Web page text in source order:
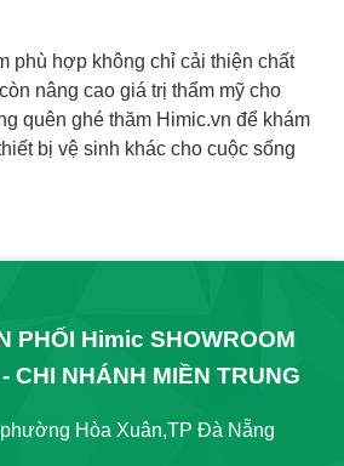
phù hợp không chỉ cải thiện chất
nâng cao giá trị thẩm mỹ cho
quên ghé thăm Himic.vn để khám
bị vệ sinh khác cho cuộc sống
PHỐI Himic SHOWROOM
CHI NHÁNH MIỀN TRUNG
Hòa Xuân,TP Đà Nẵng